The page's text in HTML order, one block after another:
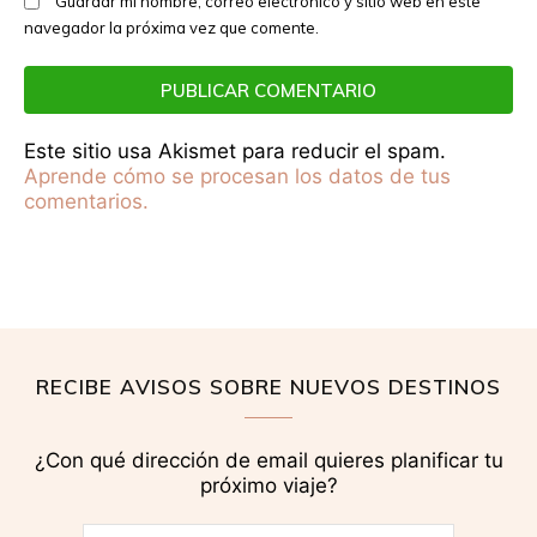
navegador la próxima vez que comente.
Este sitio usa Akismet para reducir el spam.
Aprende cómo se procesan los datos de tus
comentarios.
RECIBE AVISOS SOBRE NUEVOS DESTINOS
¿Con qué dirección de email quieres planificar tu
próximo viaje?